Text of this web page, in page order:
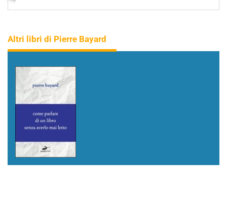
Altri libri di Pierre Bayard